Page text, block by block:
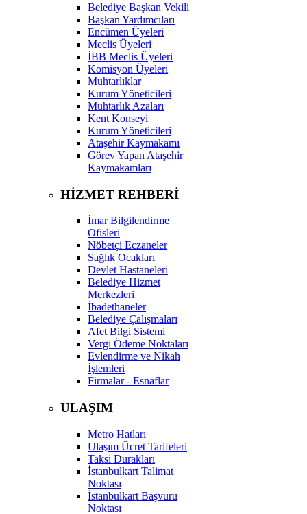
Belediye Başkan Vekili
Başkan Yardımcıları
Encümen Üyeleri
Meclis Üyeleri
İBB Meclis Üyeleri
Komisyon Üyeleri
Muhtarlıklar
Kurum Yöneticileri
Muhtarlık Azaları
Kent Konseyi
Kurum Yöneticileri
Ataşehir Kaymakamı
Görev Yapan Ataşehir
Kaymakamları
HİZMET REHBERİ
İmar Bilgilendirme
Ofisleri
Nöbetçi Eczaneler
Sağlık Ocakları
Devlet Hastaneleri
Belediye Hizmet
Merkezleri
İbadethaneler
Belediye Çalışmaları
Afet Bilgi Sistemi
Vergi Ödeme Noktaları
Evlendirme ve Nikah
İşlemleri
Firmalar - Esnaflar
ULAŞIM
Metro Hatları
Ulaşım Ücret Tarifeleri
Taksi Durakları
İstanbulkart Talimat
Noktası
İstanbulkart Başvuru
Noktası